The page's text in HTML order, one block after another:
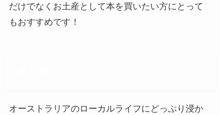
だけでなくお土産として本を買いたい方にとって
もおすすめです！
オーストラリアのローカルライフにどっぷり浸か